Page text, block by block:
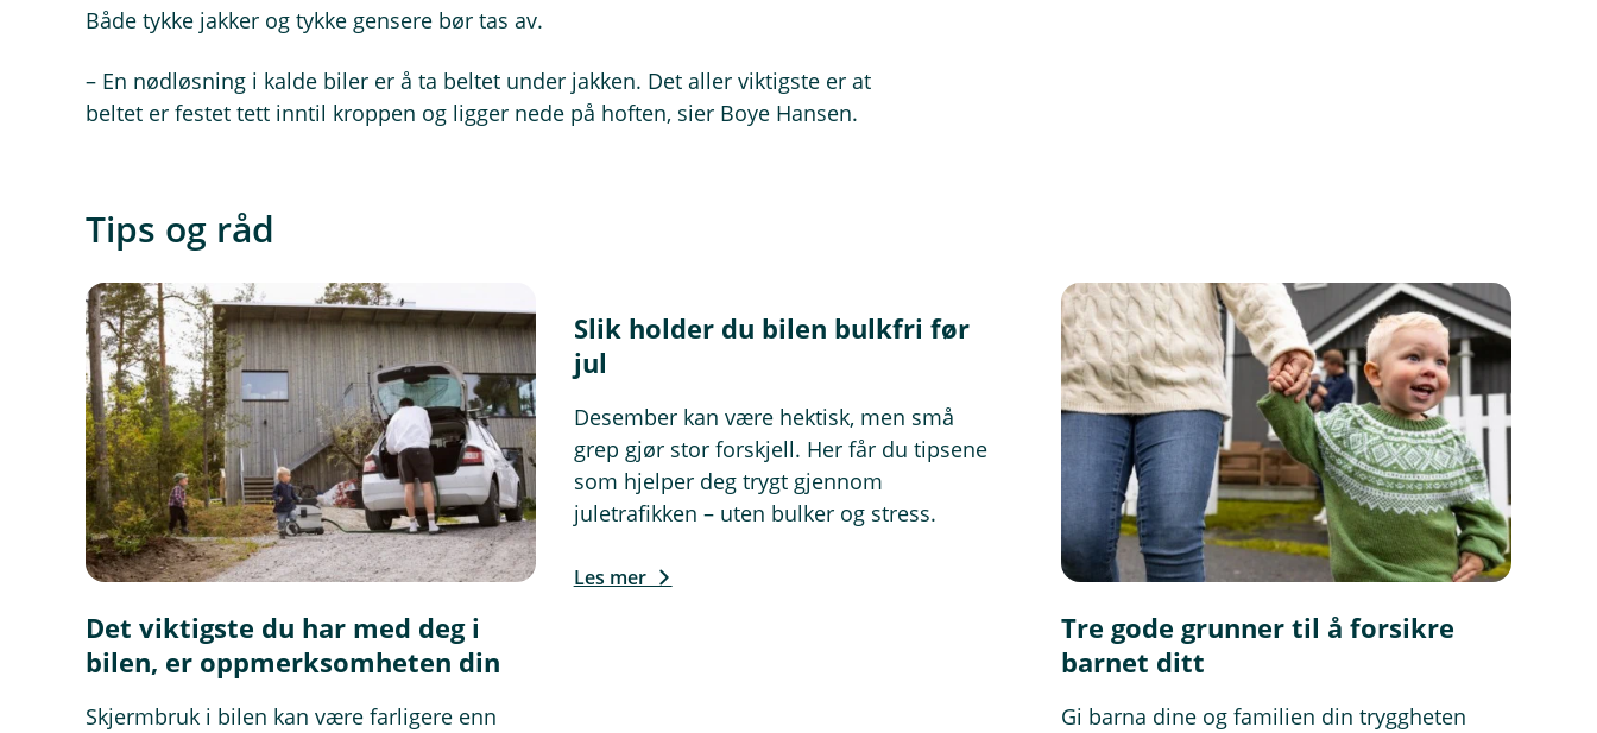
Både tykke jakker og tykke gensere bør tas av.
– En nødløsning i kalde biler er å ta beltet under jakken. Det aller viktigste er at
beltet er festet tett inntil kroppen og ligger nede på hoften, sier Boye Hansen.
Tips og råd
Det viktigste du har med deg i
bilen, er oppmerksomheten din
Skjermbruk i bilen kan være farligere enn
Slik holder du bilen bulkfri før
jul
Desember kan være hektisk, men små
grep gjør stor forskjell. Her får du tipsene
som hjelper deg trygt gjennom
juletrafikken – uten bulker og stress.
Les mer
Tre gode grunner til å forsikre
barnet ditt
Gi barna dine og familien din tryggheten